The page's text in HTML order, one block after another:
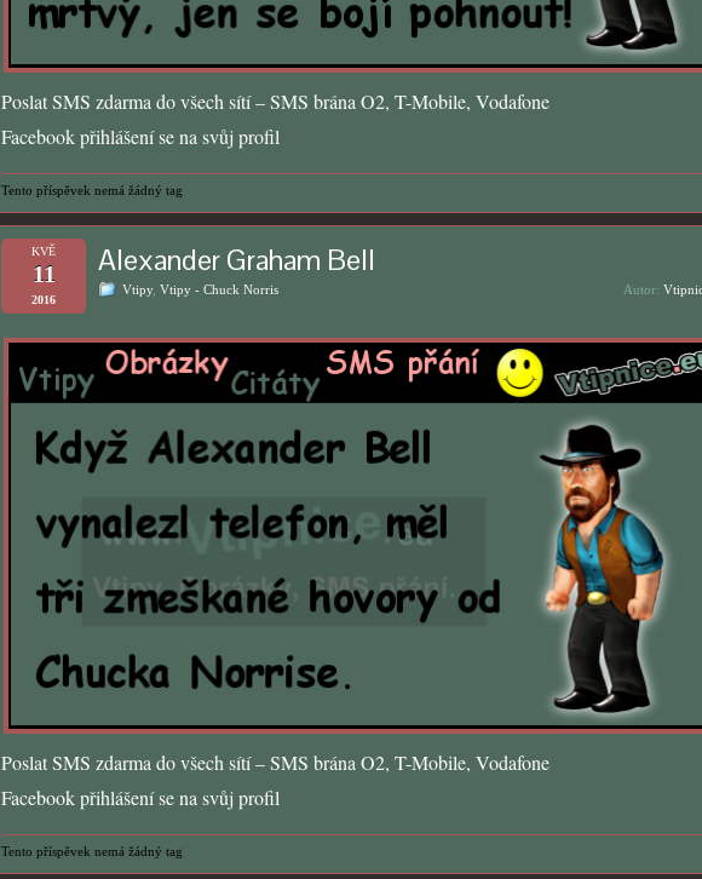
Poslat SMS zdarma do všech sítí – SMS brána O2, T-Mobile, Vodafone
Facebook přihlášení se na svůj profil
Tento příspěvek nemá žádný tag
KVĚ
11
2016
Alexander Graham Bell
Vtipy, Vtipy - Chuck Norris Autor:
Poslat SMS zdarma do všech sítí – SMS brána O2, T-Mobile, Vodafone
Facebook přihlášení se na svůj profil
Tento příspěvek nemá žádný tag